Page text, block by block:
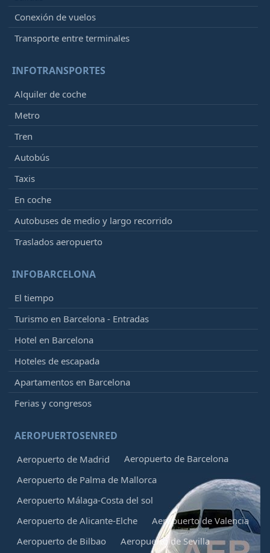
Conexión de vuelos
Transporte entre terminales
INFOTRANSPORTES
Alquiler de coche
Metro
Tren
Autobús
Taxis
En coche
Autobuses de medio y largo recorrido
Traslados aeropuerto
INFOBARCELONA
El tiempo
Turismo en Barcelona - Entradas
Hotel en Barcelona
Hoteles de escapada
Apartamentos en Barcelona
Ferias y congresos
AEROPUERTOSENRED
Aeropuerto de Madrid
Aeropuerto de Barcelona
Aeropuerto de Palma de Mallorca
Aeropuerto Málaga-Costa del sol
Aeropuerto de Alicante-Elche
Aeropuerto de Valencia
Aeropuerto de Bilbao
Aeropuerto de Sevilla